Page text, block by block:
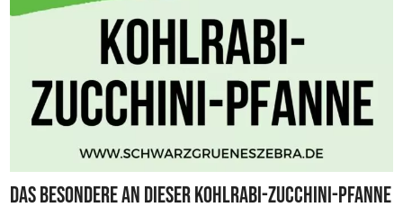
Das Besondere an dieser Kohlrabi-Zucchini-Pfanne